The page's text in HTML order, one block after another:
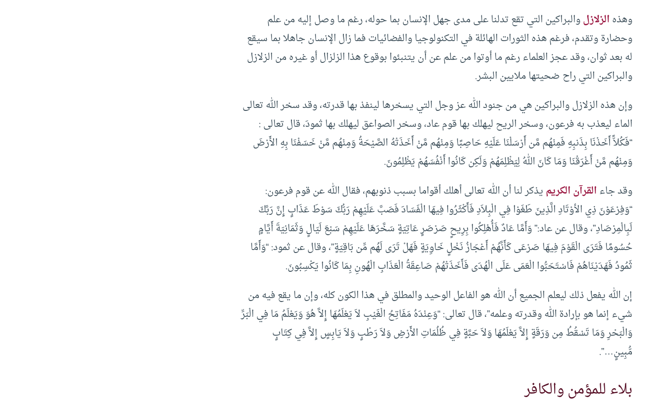
وهذهالزلازلوالبراكين التي تقع تدلنا على مدى جهل الإنسان بما حوله، رغم ما وصل إليه من علم
وحضارة وتقدم، فرغم هذه الثورات الهائلة في التكنولوجيا والفضائيات فما زال الإنسان جاهلا بما سيقع
له بعد ثوان، وقد عجز العلماء رغم ما أوتوا من علم عن أن يتنبئوا بوقوع هذا الزلزال أو غيره من الزلازل
والبراكين التي راح ضحيتها ملايين البشر.
وإن هذه الزلازل والبراكين هي من جنود الله عز وجل التي يسخرها لينفذ بها قدرته، وقد سخر الله تعالى
الماء ليعذب به فرعون، وسخر الريح ليهلك بها قوم عاد، وسخر الصواعق ليهلك بها ثمودَ، قال تعالى :
“فَكُلاًّ أَخَذْنَا بِذَنبِهِ فَمِنْهُم مَّن أَرْسَلْنَا عَلَيْهِ حَاصِبًا وَمِنْهُم مَّنْ أَخَذَتْهُ الصَّيْحَةُ وَمِنْهُم مَّنْ خَسَفْنَا بِهِ الأَرْضَ
وَمِنْهُم مَّنْ أَغْرَقْنَا وَمَا كَانَ اللهُ لِيَظْلِمَهُمْ وَلَكِن كَانُوا أَنْفُسَهُمْ يَظْلِمُونَ.
وقد جاءالقرآن الكريميذكر لنا أن الله تعالى أهلك أقواما بسبب ذنوبهم، فقال الله عن قوم فرعون:
“وَفِرْعَوْنَ ذِي الأوْتَادِ الَّذِينَ طَغَوْا فِي الْبِلاَدِ فَأَكْثَرُوا فِيهَا الْفَسَادَ فَصَبَّ عَلَيْهِمْ رَبُّكَ سَوْطَ عَذَابٍ إِنَّ رَبَّكَ
لَبِالْمِرْصَادِ”، وقال عن عاد:” وَأَمَّا عَادٌ فَأُهْلِكُوا بِرِيحٍ صَرْصَرٍ عَاتِيَةٍ سَخَّرَهَا عَلَيْهِمْ سَبْعَ لَيَالٍ وَثَمَانِيَةَ أَيَّامٍ
حُسُومًا فَتَرَى الْقَوْمَ فِيهَا صَرْعَى كَأَنَّهُمْ أَعْجَازُ نَخْلٍ خَاوِيَةٍ فَهَلْ تَرَى لَهُم مِّن بَاقِيَةٍ”، وقال عن ثمود: “وَأَمَّا
ثَمُودُ فَهَدَيْنَاهُمْ فَاسْتَحَبُّوا الْعَمَى عَلَى الْهُدَى فَأَخَذَتْهُمْ صَاعِقَةُ الْعَذَابِ الْهُونِ بِمَا كَانُوا يَكْسِبُونَ.
إن الله يفعل ذلك ليعلم الجميع أن الله هو الفاعل الوحيد والمطلق في هذا الكون كله، وإن ما يقع فيه من
شيء إنما هو بإرادة الله وقدرته وعلمه”، قال تعالى: “وَعِنْدَهُ مَفَاتِحُ الْغَيْبِ لاَ يَعْلَمُهَا إِلاَّ هُوَ وَيَعْلَمُ مَا فِي الْبَرِّ
وَالْبَحْرِ وَمَا تَسْقُطُ مِن وَرَقَةٍ إِلاَّ يَعْلَمُهَا وَلاَ حَبَّةٍ فِي ظُلُمَاتِ الأَرْضِ وَلاَ رَطْبٍ وَلاَ يَابِسٍ إِلاَّ فِي كِتَابٍ
مُّبِينٍ…”.
بلاء للمؤمن والكافر